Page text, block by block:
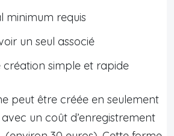
minimum requis
un seul associé
création simple et rapide
peut être créée en seulement
un coût d’enregistrement